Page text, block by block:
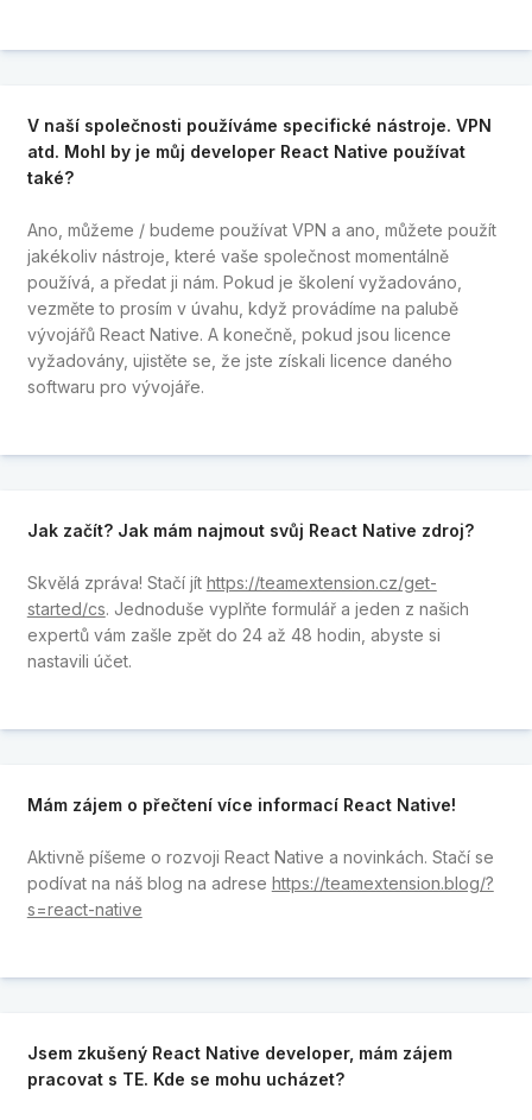
V naší společnosti používáme specifické nástroje. VPN
atd. Mohl by je můj developer React Native používat
také?
Ano, můžeme / budeme používat VPN a ano, můžete použít
jakékoliv nástroje, které vaše společnost momentálně
používá, a předat ji nám. Pokud je školení vyžadováno,
vezměte to prosím v úvahu, když provádíme na palubě
vývojářů React Native. A konečně, pokud jsou licence
vyžadovány, ujistěte se, že jste získali licence daného
softwaru pro vývojáře.
Jak začít? Jak mám najmout svůj React Native zdroj?
Skvělá zpráva! Stačí jít https://teamextension.cz/get-
started/cs. Jednoduše vyplňte formulář a jeden z našich
expertů vám zašle zpět do 24 až 48 hodin, abyste si
nastavili účet.
Mám zájem o přečtení více informací React Native!
Aktivně píšeme o rozvoji React Native a novinkách. Stačí se
podívat na náš blog na adrese https://teamextension.blog/?
s=react-native
Jsem zkušený React Native developer, mám zájem
pracovat s TE. Kde se mohu ucházet?